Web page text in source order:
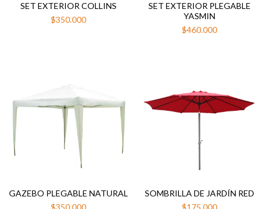
SET EXTERIOR COLLINS
$350.000
SET EXTERIOR PLEGABLE
YASMIN
$460.000
GAZEBO PLEGABLE NATURAL
$350.000
SOMBRILLA DE JARDÍN RED
$175.000